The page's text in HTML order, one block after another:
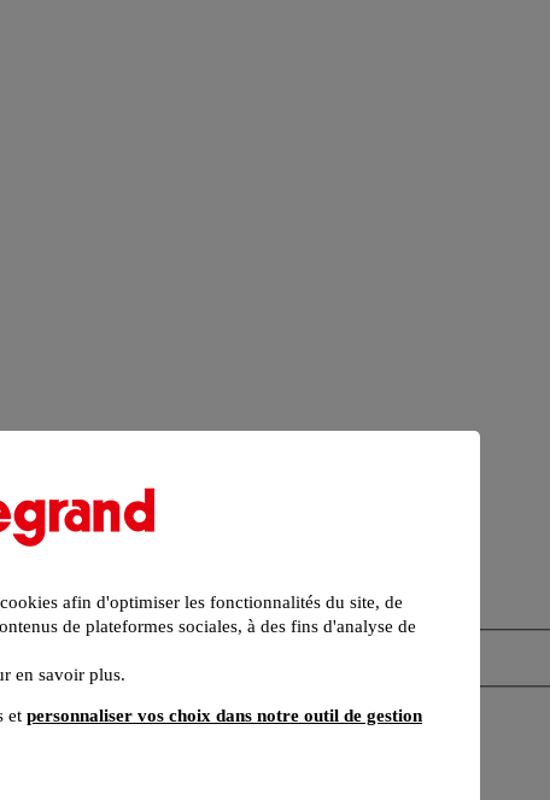
afin d'optimiser les fonctionnalités du site, de
de plateformes sociales, à des fins d'analyse de
en savoir plus.
et personnaliser vos choix dans notre outil de gestion